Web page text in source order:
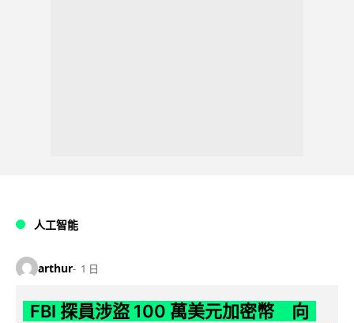
人工智能
arthur 1 日
FBI 探員涉盜 100 萬美元加密幣 向